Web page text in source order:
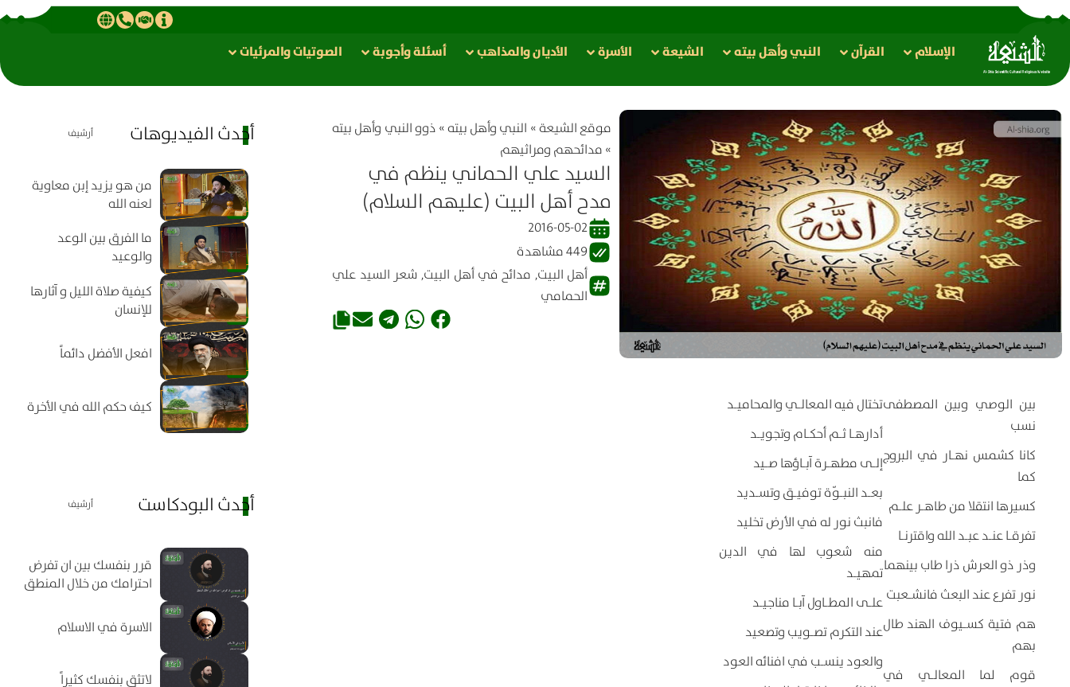
الإسلام القرآن النبي وأهل بيته الشيعة الأسرة الأدیان والمذاهب أسئلة وأجوبة الصوتیات والمرئیات
موقع الشیعة» النبي وأهل بيته» ذوو النبي وأهل بيته
» مدائحهم ومراثيهم
السيد علي الحماني ينظم في
مدح أهل البيت (عليهم السلام)
2016-05-02
449 مشاهدة
أهل البيت, مدائح في أهل البيت, شعر السيد علي
الحمامي
تختال فيه المعالـي والمحاميـد
أدارهـا ثـم أحكـام وتجويـد
إلـى مطهـرة آبـاؤها صـيد
بعـد النبـوّة توفيـق وتسـديد
فانبث نور له في الأرض تخليد
منه شعوب لها في الدين
تمهيـد
علـى المطـاول آبـا مناجيـد
عند التكرم تصـويب وتصعيد
والعود ينسـب في افنائه العود
بين الوصي وبين المصطفى
نسب
كانا كشمس نهـار في البروج
كما
كسيرها انتقلا من طاهـر علـم
تفرقـا عنـد عبـد الله واقترنـا
وذر ذو العرش ذرا طاب بينهما
نور تفرع عند البعث فانشـعبت
هم فتية كسـيوف الهند طال
بهم
قوم لما المعالـي في
أحدث الفيديوهات أرشيف
من هو يزيد إبن معاوية
لعنه الله
ما الفرق بين الوعد
والوعيد
كيفية صلاة الليل و آثارها
للإنسان
افعل الأفضل دائماً
كيف حكم الله في الأخرة
أحدث البودكاست أرشيف
قرر بنفسك بين ان تفرض
احترامك من خلال المنطق
الاسرة في الاسلام
لاتثق بنفسك كثيراً